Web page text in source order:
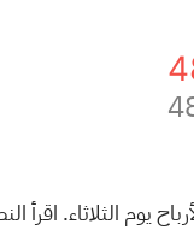
يوم الثلاثاء. اقرأ